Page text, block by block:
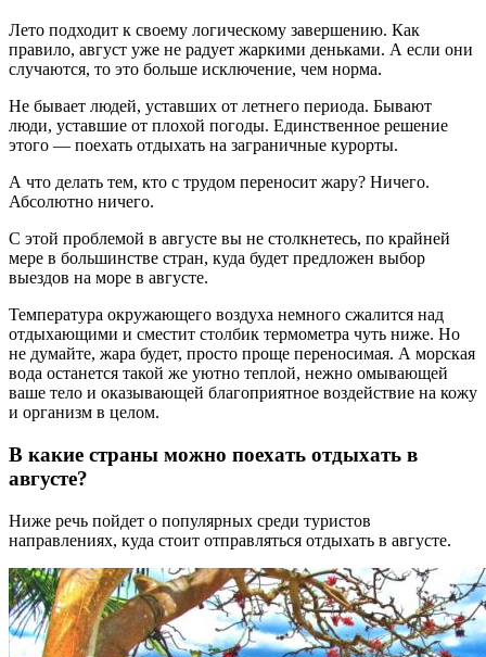
Лето подходит к своему логическому завершению. Как
правило, август уже не радует жаркими деньками. А если они
случаются, то это больше исключение, чем норма.
Не бывает людей, уставших от летнего периода. Бывают
люди, уставшие от плохой погоды. Единственное решение
этого — поехать отдыхать на заграничные курорты.
А что делать тем, кто с трудом переносит жару? Ничего.
Абсолютно ничего.
С этой проблемой в августе вы не столкнетесь, по крайней
мере в большинстве стран, куда будет предложен выбор
выездов на море в августе.
Температура окружающего воздуха немного сжалится над
отдыхающими и сместит столбик термометра чуть ниже. Но
не думайте, жара будет, просто проще переносимая. А морская
вода останется такой же уютно теплой, нежно омывающей
ваше тело и оказывающей благоприятное воздействие на кожу
и организм в целом.
В какие страны можно поехать отдыхать в
августе?
Ниже речь пойдет о популярных среди туристов
направлениях, куда стоит отправляться отдыхать в августе.